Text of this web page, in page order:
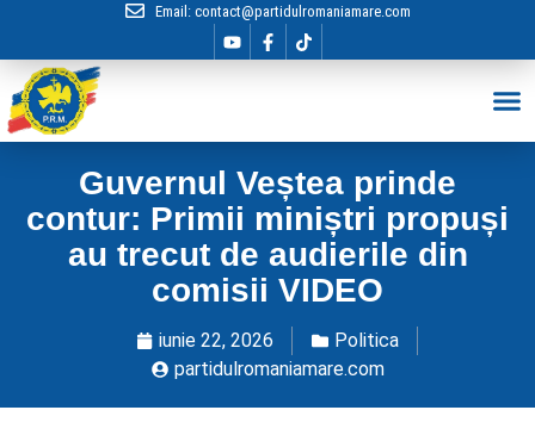
Email: contact@partidulromaniamare.com
Guvernul Veștea prinde
contur: Primii miniștri propuși
au trecut de audierile din
comisii VIDEO
iunie 22, 2026
Politica
partidulromaniamare.com